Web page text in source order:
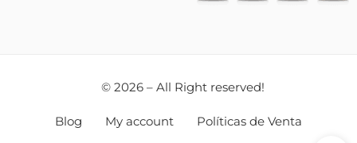
© 2026 – All Right reserved!
Blog My account Políticas de Venta